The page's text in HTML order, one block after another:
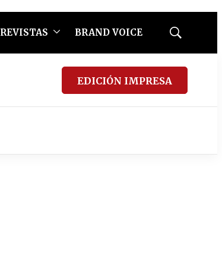
REVISTAS BRAND VOICE
Mostrar
EDICIÓN IMPRESA